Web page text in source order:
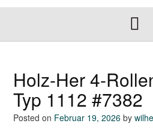
Holz-Her 4-
Typ 1112 #7382
Posted on Februar 19, 2026 by